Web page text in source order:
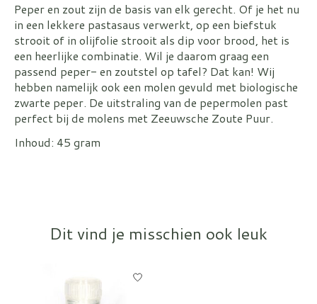
Peper en zout zijn de basis van elk gerecht. Of je het nu
in een lekkere pastasaus verwerkt, op een biefstuk
strooit of in olijfolie strooit als dip voor brood, het is
een heerlijke combinatie. Wil je daarom graag een
passend peper- en zoutstel op tafel? Dat kan! Wij
hebben namelijk ook een molen gevuld met biologische
zwarte peper. De uitstraling van de pepermolen past
perfect bij de molens met Zeeuwsche Zoute Puur.
Inhoud: 45 gram
Dit vind je misschien ook leuk
Items van productcarrousel